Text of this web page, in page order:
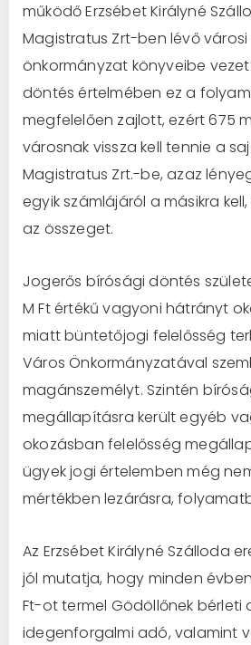
működő Erzsébet Királyné
Magistratus Zrt-ben lévő
önkormányzat könyveibe
döntés értelmében ez a
megfelelően zajlott, ezért 675
városnak vissza kell tennie a
Magistratus Zrt.-be, azaz
egyik számlájáról a másikra
az összeget.
Jogerős bírósági döntés
M Ft értékű vagyoni hátrányt
miatt büntetőjogi felelősség
Város Önkormányzatával
magánszemélyt. Szintén
megállapításra került egyéb
okozásban felelősség
ügyek jogi értelemben még
mértékben lezárásra,
Az Erzsébet Királyné Szálloda
jól mutatja, hogy minden
Ft-ot termel Gödöllőnek bérleti
idegenforgalmi adó, valamint